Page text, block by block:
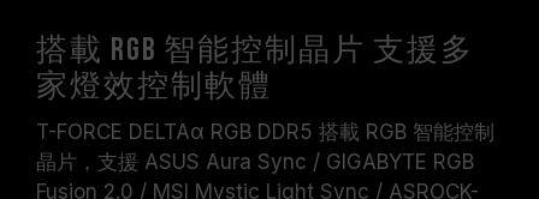
搭載 RGB 智能控制晶片 支援多
家燈效控制軟體
T-FORCE DELTAα RGB DDR5 搭載 RGB 智能控制
晶片，支援 ASUS Aura Sync / GIGABYTE RGB
Fusion 2.0 / MSI Mystic Light Sync / ASROCK-